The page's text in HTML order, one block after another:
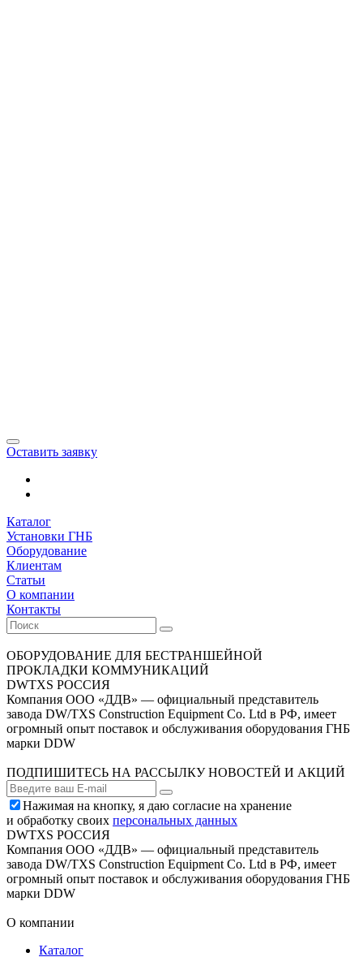
Оставить заявку
Каталог
Установки ГНБ
Оборудование
Клиентам
Статьи
О компании
Контакты
ОБОРУДОВАНИЕ ДЛЯ БЕСТРАНШЕЙНОЙ
ПРОКЛАДКИ КОММУНИКАЦИЙ
DWTXS РОССИЯ
Компания ООО «ДДВ» — официальный представитель
завода DW/TXS Construction Equipment Co. Ltd в РФ, имеет
огромный опыт поставок и обслуживания оборудования ГНБ
марки DDW
ПОДПИШИТЕСЬ НА РАССЫЛКУ НОВОСТЕЙ И АКЦИЙ
Нажимая на кнопку, я даю согласие на хранение
и обработку своих персональных данных
DWTXS РОССИЯ
Компания ООО «ДДВ» — официальный представитель
завода DW/TXS Construction Equipment Co. Ltd в РФ, имеет
огромный опыт поставок и обслуживания оборудования ГНБ
марки DDW
О компании
Каталог